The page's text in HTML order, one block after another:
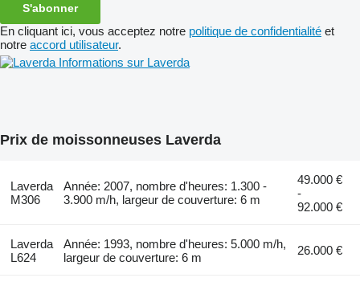
S'abonner
En cliquant ici, vous acceptez notre politique de confidentialité et
notre accord utilisateur.
Informations sur Laverda
Prix de moissonneuses Laverda
Laverda
M306
Année: 2007, nombre d'heures: 1.300 -
3.900 m/h, largeur de couverture: 6 m
49.000 €
-
92.000 €
Laverda
L624
Année: 1993, nombre d'heures: 5.000 m/h,
largeur de couverture: 6 m
26.000 €